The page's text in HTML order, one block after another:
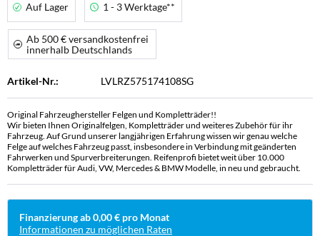
Auf Lager 1 - 3 Werktage**
Ab 500 € versandkostenfrei
innerhalb Deutschlands
Artikel-Nr.: LVLRZ575174108SG
Original Fahrzeughersteller Felgen und Kompletträder!!
Wir bieten Ihnen Originalfelgen, Kompletträder und weiteres Zubehör für ihr
Fahrzeug. Auf Grund unserer langjährigen Erfahrung wissen wir genau welche
Felge auf welches Fahrzeug passt, insbesondere in Verbindung mit geänderten
Fahrwerken und Spurverbreiterungen. Reifenprofi bietet weit über 10.000
Kompletträder für Audi, VW, Mercedes & BMW Modelle, in neu und gebraucht.
Finanzierung ab 0,00 € pro Monat
Informationen zu möglichen Raten